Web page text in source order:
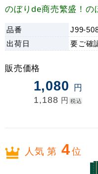
のぼりde商売繁盛！の
品番 J99-
出荷日 要ご確
販売価格
1,080 円
1,188 円 税込
人気 第 4位